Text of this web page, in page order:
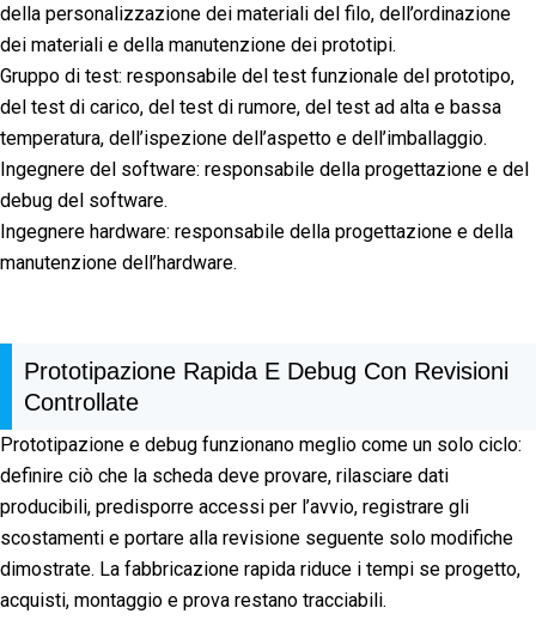
della personalizzazione dei materiali del filo, dell’ordinazione
dei materiali e della manutenzione dei prototipi.
Gruppo di test: responsabile del test funzionale del prototipo,
del test di carico, del test di rumore, del test ad alta e bassa
temperatura, dell’ispezione dell’aspetto e dell’imballaggio.
Ingegnere del software: responsabile della progettazione e del
debug del software.
Ingegnere hardware: responsabile della progettazione e della
manutenzione dell’hardware.
Prototipazione Rapida E Debug Con Revisioni
Controllate
Prototipazione e debug funzionano meglio come un solo ciclo:
definire ciò che la scheda deve provare, rilasciare dati
producibili, predisporre accessi per l’avvio, registrare gli
scostamenti e portare alla revisione seguente solo modifiche
dimostrate. La fabbricazione rapida riduce i tempi se progetto,
acquisti, montaggio e prova restano tracciabili.